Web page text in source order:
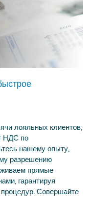
лояльных клиентов,
НДС по
нашему опыту,
разрешению
прямые
гарантируя
Совершайте